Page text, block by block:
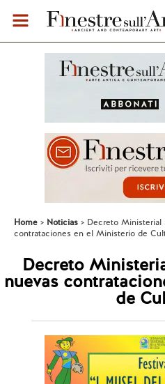
Home Noticias
Decreto Ministerial
contrataciones en el Ministerio de
Decreto
nuevas
de